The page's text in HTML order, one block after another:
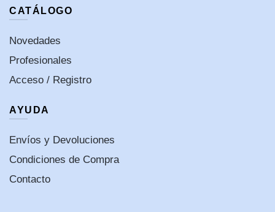
CATÁLOGO
Novedades
Profesionales
Acceso / Registro
AYUDA
Envíos y Devoluciones
Condiciones de Compra
Contacto